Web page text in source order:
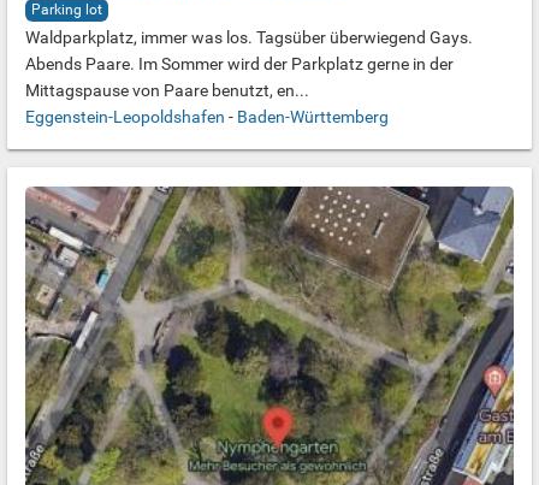
Parking lot
Waldparkplatz, immer was los. Tagsüber überwiegend Gays.
Abends Paare. Im Sommer wird der Parkplatz gerne in der
Mittagspause von Paare benutzt, en...
Eggenstein-Leopoldshafen - Baden-Württemberg